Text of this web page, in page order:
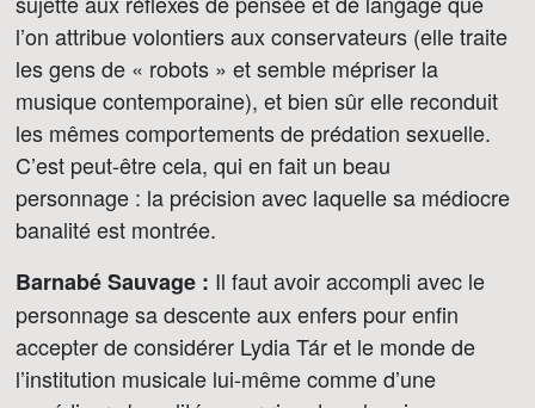
l’on attribue volontiers aux conservateurs (elle traite
les gens de « robots » et semble mépriser la
musique contemporaine), et bien sûr elle reconduit
les mêmes comportements de prédation sexuelle.
C’est peut-être cela, qui en fait un beau
personnage : la précision avec laquelle sa médiocre
banalité est montrée.
Barnabé Sauvage : Il faut avoir accompli avec le
personnage sa descente aux enfers pour enfin
accepter de considérer Lydia Tár et le monde de
l’institution musicale lui-même comme d’une